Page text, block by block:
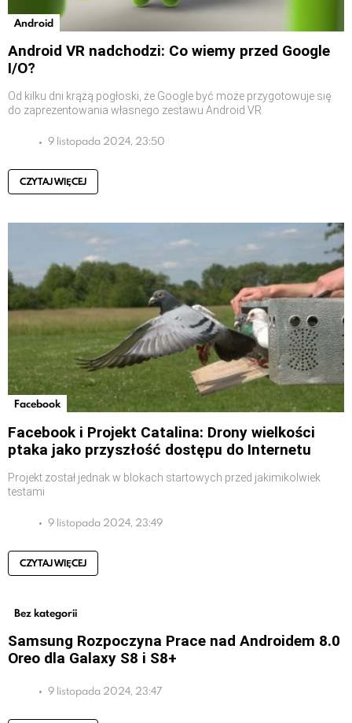
Android
Android VR nadchodzi: Co wiemy przed Google
I/O?
Od kilku dni krążą pogłoski, że Google być może przygotowuje się
do zaprezentowania własnego zestawu Android VR
9 listopada 2024, 23:50
CZYTAJ WIĘCEJ
Facebook
Facebook i Projekt Catalina: Drony wielkości
ptaka jako przyszłość dostępu do Internetu
Projekt został jednak w blokach startowych przed jakimikolwiek
testami
9 listopada 2024, 23:49
CZYTAJ WIĘCEJ
Bez kategorii
Samsung Rozpoczyna Prace nad Androidem 8.0
Oreo dla Galaxy S8 i S8+
9 listopada 2024, 23:47